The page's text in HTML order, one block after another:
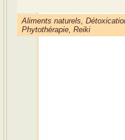
Aliments naturels,
Phytothérapie, Reiki